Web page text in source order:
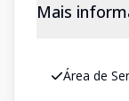
Mais
Área de